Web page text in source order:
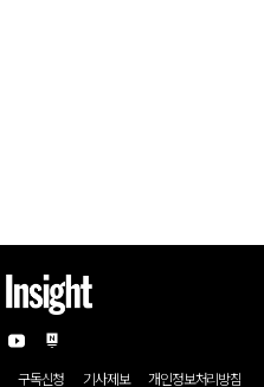
구독신청 기사제보 개인정보처리방침